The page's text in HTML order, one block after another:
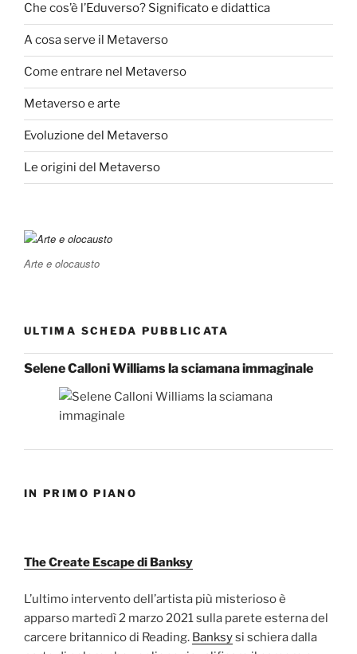
Che cos’è l’Eduverso? Significato e didattica
A cosa serve il Metaverso
Come entrare nel Metaverso
Metaverso e arte
Evoluzione del Metaverso
Le origini del Metaverso
Arte e olocausto
ULTIMA SCHEDA PUBBLICATA
Selene Calloni Williams la sciamana immaginale
IN PRIMO PIANO
The Create Escape di Banksy
L’ultimo intervento dell’artista più misterioso è
apparso martedì 2 marzo 2021 sulla parete esterna del
carcere britannico di Reading. Banksysi schiera dalla